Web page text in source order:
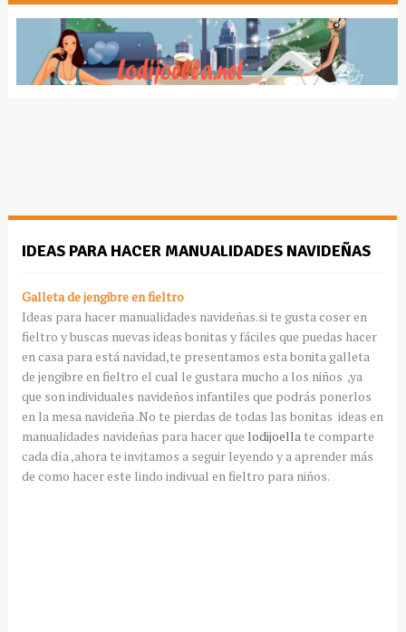
IDEAS PARA HACER MANUALIDADES NAVIDEÑAS
Galleta de jengibre en fieltro
Ideas para hacer manualidades navideñas.si te gusta coser en
fieltro y buscas nuevas ideas bonitas y fáciles que puedas hacer
en casa para está navidad,te presentamos esta bonita galleta
de jengibre en fieltro el cual le gustara mucho a los niños ,ya
que son individuales navideños infantiles que podrás ponerlos
en la mesa navideña .No te pierdas de todas las bonitas ideas en
manualidades navideñas para hacer que lodijoella te comparte
cada día ,ahora te invitamos a seguir leyendo y a aprender más
de como hacer este lindo indivual en fieltro para niños.